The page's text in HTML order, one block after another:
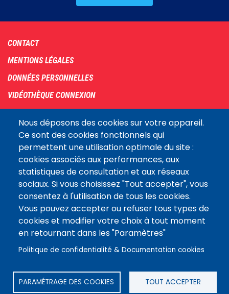
Nous déposons des cookies sur votre appareil.
Ce sont des cookies fonctionnels qui
permettent une utilisation optimale du site :
cookies associés aux performances, aux
statistiques de consultation et aux réseaux
sociaux. Si vous choisissez "Tout accepter", vous
consentez à l'utilisation de tous les cookies.
Vous pouvez accepter ou refuser tous types de
cookies et modifier votre choix à tout moment
en retournant dans les "Paramètres"
Politique de confidentialité & Documentation cookies
PARAMÉTRAGE DES COOKIES TOUT ACCEPTER
Footer
menu
CONTACT
MENTIONS LÉGALES
DONNÉES PERSONNELLES
VIDÉOTHÈQUE CONNEXION
COOKIES
Assemblée
nationaleLE SITE DE L’ASSEMBLÉE NATIONALE
Suivez-nous